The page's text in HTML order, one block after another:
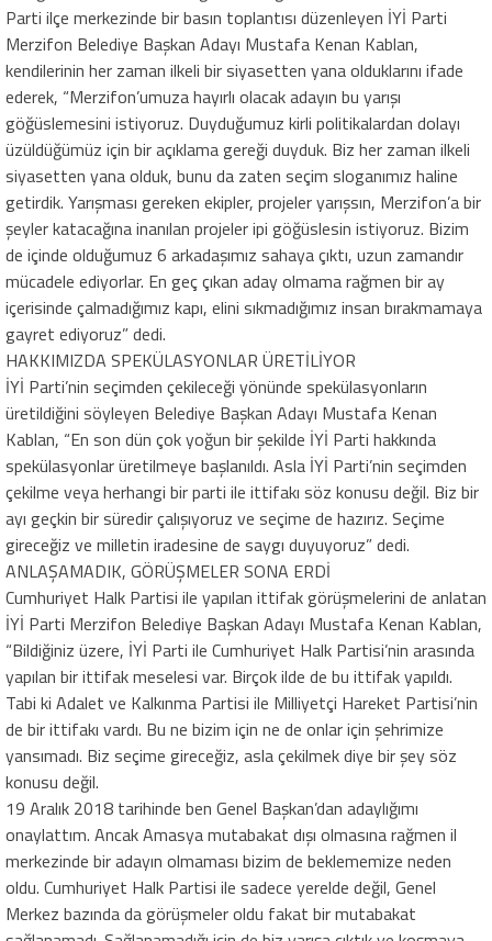
Parti ilçe merkezinde bir basın toplantısı düzenleyen İYİ Parti
Merzifon Belediye Başkan Adayı Mustafa Kenan Kablan,
kendilerinin her zaman ilkeli bir siyasetten yana olduklarını ifade
ederek, “Merzifon’umuza hayırlı olacak adayın bu yarışı
göğüslemesini istiyoruz. Duyduğumuz kirli politikalardan dolayı
üzüldüğümüz için bir açıklama gereği duyduk. Biz her zaman ilkeli
siyasetten yana olduk, bunu da zaten seçim sloganımız haline
getirdik. Yarışması gereken ekipler, projeler yarışsın, Merzifon’a bir
şeyler katacağına inanılan projeler ipi göğüslesin istiyoruz. Bizim
de içinde olduğumuz 6 arkadaşımız sahaya çıktı, uzun zamandır
mücadele ediyorlar. En geç çıkan aday olmama rağmen bir ay
içerisinde çalmadığımız kapı, elini sıkmadığımız insan bırakmamaya
gayret ediyoruz” dedi.
HAKKIMIZDA SPEKÜLASYONLAR ÜRETİLİYOR
İYİ Parti’nin seçimden çekileceği yönünde spekülasyonların
üretildiğini söyleyen Belediye Başkan Adayı Mustafa Kenan
Kablan, “En son dün çok yoğun bir şekilde İYİ Parti hakkında
spekülasyonlar üretilmeye başlanıldı. Asla İYİ Parti’nin seçimden
çekilme veya herhangi bir parti ile ittifakı söz konusu değil. Biz bir
ayı geçkin bir süredir çalışıyoruz ve seçime de hazırız. Seçime
gireceğiz ve milletin iradesine de saygı duyuyoruz” dedi.
ANLAŞAMADIK, GÖRÜŞMELER SONA ERDİ
Cumhuriyet Halk Partisi ile yapılan ittifak görüşmelerini de anlatan
İYİ Parti Merzifon Belediye Başkan Adayı Mustafa Kenan Kablan,
“Bildiğiniz üzere, İYİ Parti ile Cumhuriyet Halk Partisi’nin arasında
yapılan bir ittifak meselesi var. Birçok ilde de bu ittifak yapıldı.
Tabi ki Adalet ve Kalkınma Partisi ile Milliyetçi Hareket Partisi’nin
de bir ittifakı vardı. Bu ne bizim için ne de onlar için şehrimize
yansımadı. Biz seçime gireceğiz, asla çekilmek diye bir şey söz
konusu değil.
19 Aralık 2018 tarihinde ben Genel Başkan’dan adaylığımı
onaylattım. Ancak Amasya mutabakat dışı olmasına rağmen il
merkezinde bir adayın olmaması bizim de beklememize neden
oldu. Cumhuriyet Halk Partisi ile sadece yerelde değil, Genel
Merkez bazında da görüşmeler oldu fakat bir mutabakat